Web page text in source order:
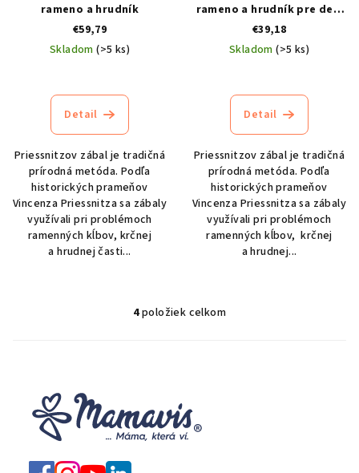
rameno a hrudník
€59,79
Skladom(>5 ks)
produktu
je
4,7
z
5
hviezdičiek.
Detail
Priessnitzov zábal je tradičná
prírodná metóda. Podľa
historických prameňov
Vincenza Priessnitza sa zábaly
využívali pri problémoch
ramenných kĺbov, krčnej
a hrudnej časti...
rameno a hrudník pre deti
UNI
€39,18
Skladom(>5 ks)
produktu
je
4,7
z
5
hviezdičiek.
Detail
Priessnitzov zábal je tradičná
prírodná metóda. Podľa
historických prameňov
Vincenza Priessnitza sa zábaly
využívali pri problémoch
ramenných kĺbov, krčnej
a hrudnej...
O
a
c
4položiek celkom